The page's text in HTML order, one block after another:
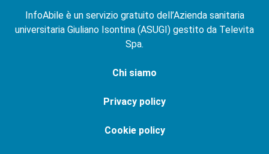
InfoAbile è un servizio gratuito dell’Azienda sanitaria
universitaria Giuliano Isontina (ASUGI) gestito da Televita
Spa.
Chi siamo
Privacy policy
Cookie policy